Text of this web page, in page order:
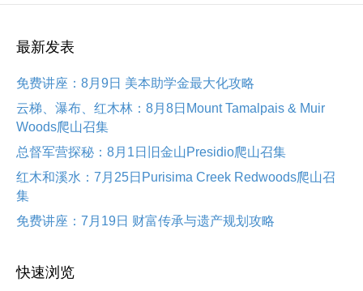
最新发表
免费讲座：8月9日 美本助学金最大化攻略
云梯、瀑布、红木林：8月8日Mount Tamalpais & Muir
Woods爬山召集
总督军营探秘：8月1日旧金山Presidio爬山召集
红木和溪水：7月25日Purisima Creek Redwoods爬山召
集
免费讲座：7月19日 财富传承与遗产规划攻略
快速浏览